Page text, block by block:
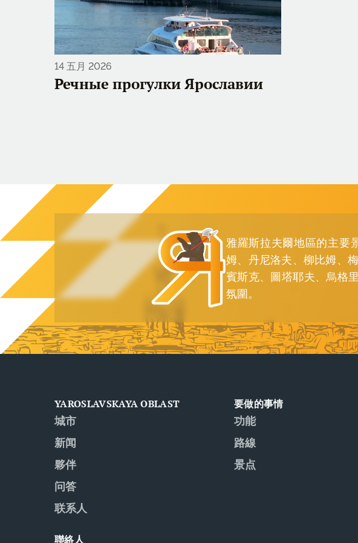
14 五月 2026
Речные прогулки Ярославии
雅羅斯拉夫爾地區的主要
姆、丹尼洛夫、柳比姆、
賓斯克、圖塔耶夫、烏格
氛圍。
YAROSLAVSKAYA OBLAST
城市
新闻
夥伴
问答
联系人
要做的事情
功能
路線
景点
聯絡人